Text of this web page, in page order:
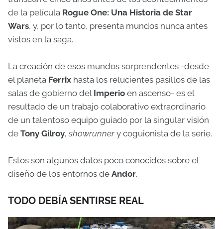
de la película Rogue One: Una Historia de Star
Wars, y, por lo tanto, presenta mundos nunca antes
vistos en la saga.
La creación de esos mundos sorprendentes -desde
el planeta Ferrix hasta los relucientes pasillos de las
salas de gobierno del Imperio en ascenso- es el
resultado de un trabajo colaborativo extraordinario
de un talentoso equipo guiado por la singular visión
de Tony Gilroy, showrunnery coguionista de la serie.
Estos son algunos datos poco conocidos sobre el
diseño de los entornos de Andor.
TODO DEBÍA SENTIRSE REAL